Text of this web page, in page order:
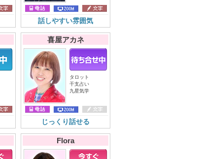
話しやすい雰囲気
喜屋アカネ
タロット
干支占い
九星気学
じっくり話せる
Flora